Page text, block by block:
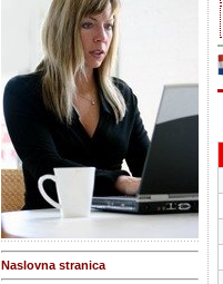
Naslovna stranica